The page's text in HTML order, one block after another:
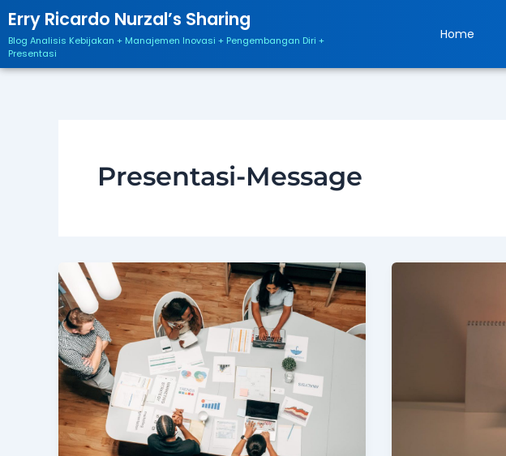
Skip
to
content
Erry Ricardo Nurzal’s Sharing
Blog Analisis Kebijakan + Manajemen Inovasi + Pengembangan Diri +
Presentasi
Home
Presentasi-Message
Post
pagination